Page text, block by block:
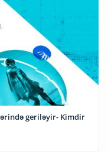
geriləyir- Kimdir